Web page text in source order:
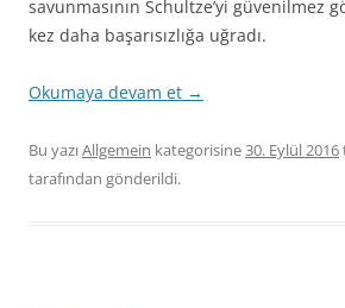
savunmasının Schultze’yi güvenilmez
kez daha başarısızlığa uğradı.
Okumaya devam et →
Bu yazıAllgemein kategorisine30. Eylül 2016
tarafından gönderildi.